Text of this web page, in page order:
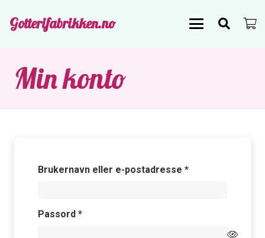
Gotterifabrikken.no
Min konto
Brukernavn eller e-postadresse *Påkrevd
Passord *Påkrevd